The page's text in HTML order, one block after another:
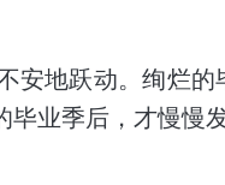
地跃动。绚烂
业季后，才慢慢